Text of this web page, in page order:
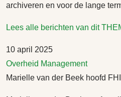
archiveren en voor de lange
Lees alle berichten van dit
10 april 2025
Overheid Management
Marielle van der Beek hoofd